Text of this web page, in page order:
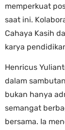
memperkuat
saat ini.
Cahaya Kasih
karya
Henricus
dalam
bukan hanya
semangat
bersama. Ia